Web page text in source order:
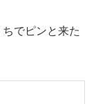
でピンと来た